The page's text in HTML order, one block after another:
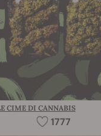
CIME DI CANNABIS
1777